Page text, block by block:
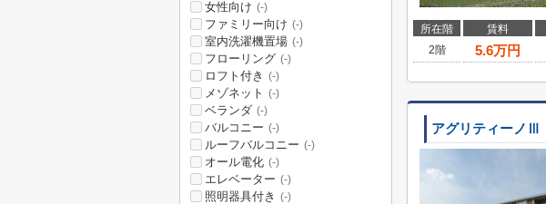
所在階 賃料
2階
5.6万円
アグリティーノⅢ
女性向け (-)
ファミリー向け (-)
室内洗濯機置場 (-)
フローリング (-)
ロフト付き (-)
メゾネット (-)
ベランダ (-)
バルコニー (-)
ルーフバルコニー (-)
オール電化 (-)
エレベーター (-)
照明器具付き (-)